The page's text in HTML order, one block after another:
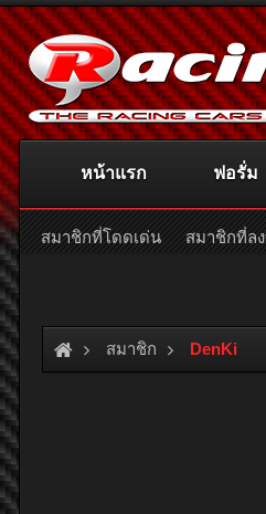
สมาชิก DenKi
หน้าแรก ฟอรั่ม
สมาชิกที่โดดเด่น สมาชิกที่ล